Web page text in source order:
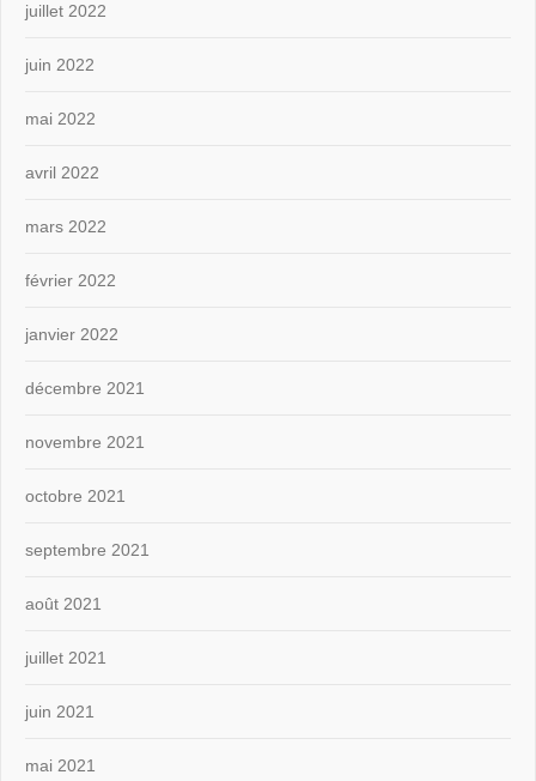
juillet 2022
juin 2022
mai 2022
avril 2022
mars 2022
février 2022
janvier 2022
décembre 2021
novembre 2021
octobre 2021
septembre 2021
août 2021
juillet 2021
juin 2021
mai 2021